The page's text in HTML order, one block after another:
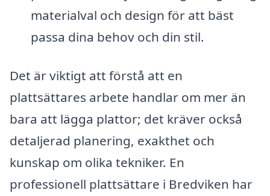
materialval och design för att bäst
passa dina behov och din stil.
Det är viktigt att förstå att en
plattsättares arbete handlar om mer än
bara att lägga plattor; det kräver också
detaljerad planering, exakthet och
kunskap om olika tekniker. En
professionell plattsättare i Bredviken har